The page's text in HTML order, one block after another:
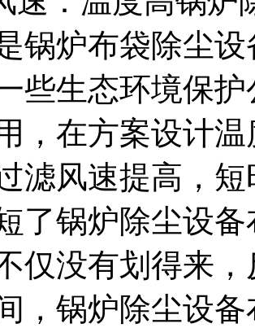
锅炉布袋除尘
些生态环境保
，在方案设计
滤风速提高，
了锅炉除尘设
仅没有划得来
，锅炉除尘设